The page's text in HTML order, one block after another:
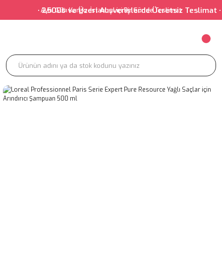
Aynı Gün Kargo-İstanbul içi Bir Günde Teslimat
• 2500₺ ve Üzeri Alışverişlerde Ücretsiz